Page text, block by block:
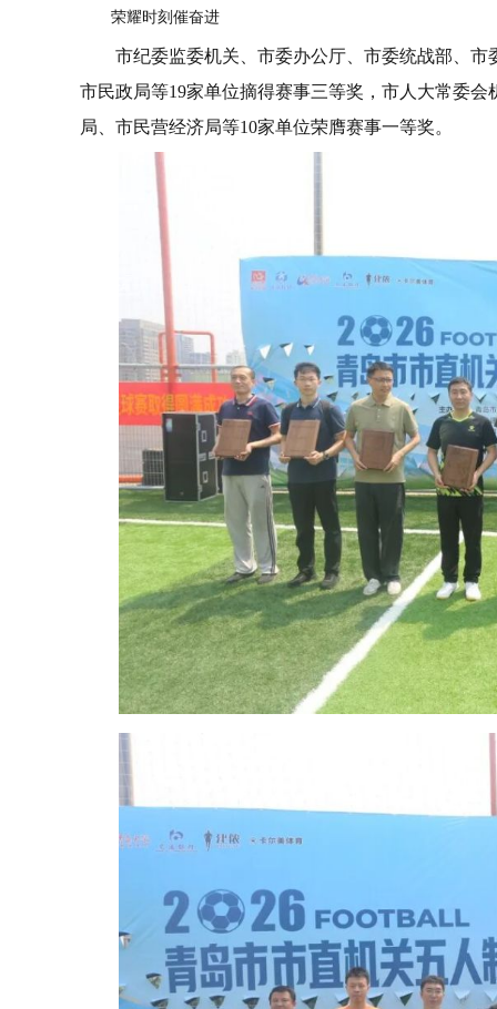
荣耀时刻催奋进
市纪委监委机关、市委办公厅、市委统战部、
市民政局等19家单位摘得赛事三等奖，市人大常委
局、市民营经济局等10家单位荣膺赛事一等奖。